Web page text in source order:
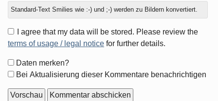
Standard-Text Smilies wie :-) und ;-) werden zu Bildern konvertiert.
I agree that my data will be stored. Please review the
terms of usage / legal notice for further details.
Formular-
Optionen
Daten merken?
Bei Aktualisierung dieser Kommentare benachrichtigen